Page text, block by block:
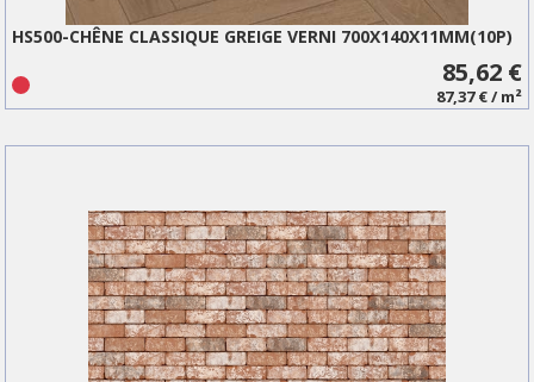
HS500-CHÊNE CLASSIQUE GREIGE VERNI 700X140X11MM(10P)
85,62 €
87,37 € / m²